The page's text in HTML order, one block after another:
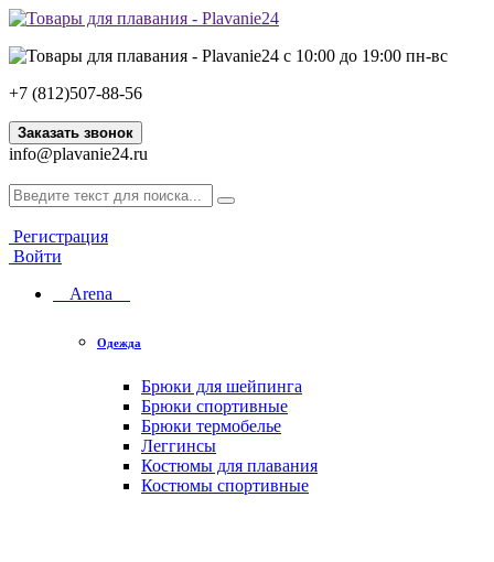
с 10:00 до 19:00 пн-вс
+7 (812)507-88-56
Заказать звонок
info@plavanie24.ru
Регистрация
Войти
Arena
Одежда
Брюки для шейпинга
Брюки спортивные
Брюки термобелье
Леггинсы
Костюмы для плавания
Костюмы спортивные